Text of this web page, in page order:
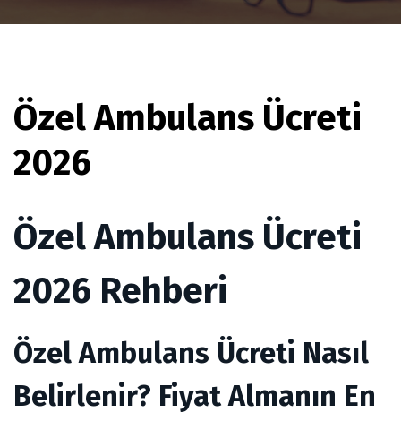
Özel Ambulans Ücreti
2026
Özel Ambulans Ücreti
2026 Rehberi
Özel Ambulans Ücreti Nasıl
Belirlenir? Fiyat Almanın En